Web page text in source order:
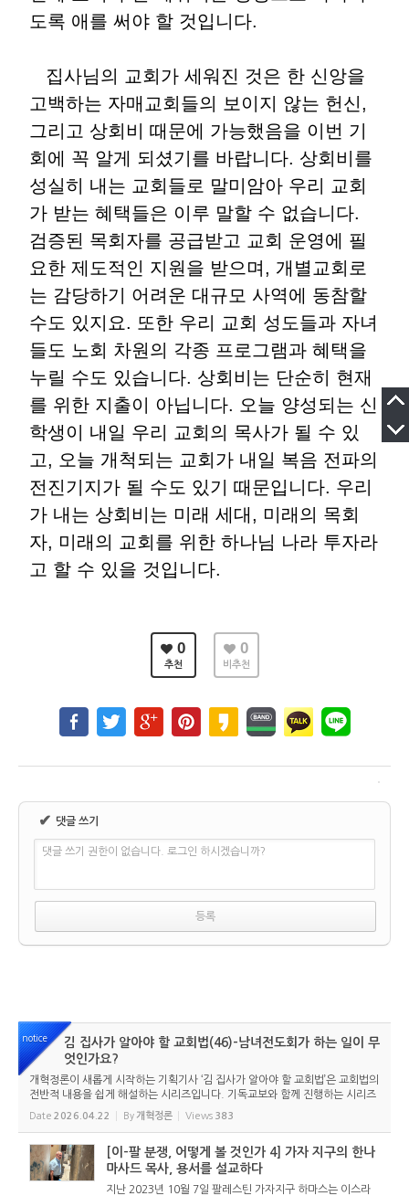
도록 애를 써야 할 것입니다.
집사님의 교회가 세워진 것은 한 신앙을
고백하는 자매교회들의 보이지 않는 헌신,
그리고 상회비 때문에 가능했음을 이번 기
회에 꼭 알게 되셨기를 바랍니다. 상회비를
성실히 내는 교회들로 말미암아 우리 교회
가 받는 혜택들은 이루 말할 수 없습니다.
검증된 목회자를 공급받고 교회 운영에 필
요한 제도적인 지원을 받으며, 개별교회로
는 감당하기 어려운 대규모 사역에 동참할
수도 있지요. 또한 우리 교회 성도들과 자녀
들도 노회 차원의 각종 프로그램과 혜택을
누릴 수도 있습니다. 상회비는 단순히 현재
를 위한 지출이 아닙니다. 오늘 양성되는 신
학생이 내일 우리 교회의 목사가 될 수 있
고, 오늘 개척되는 교회가 내일 복음 전파의
전진기지가 될 수도 있기 때문입니다. 우리
가 내는 상회비는 미래 세대, 미래의 목회
자, 미래의 교회를 위한 하나님 나라 투자라
고 할 수 있을 것입니다.
0
추천
0
비추천
✔ 댓글 쓰기
댓글 쓰기 권한이 없습니다. 로그인 하시겠습니까?
notice
김 집사가 알아야 할 교회법(46)-남녀전도회가 하는 일이 무
엇인가요?
개혁정론이 새롭게 시작하는 기획기사 ‘김 집사가 알아야 할 교회법’은 교회법의
전반적 내용을 쉽게 해설하는 시리즈입니다. 기독교보와 함께 진행하는 시리즈
로서 여기에 싣는 것은 기독교보의 허락을 받았습니다. 글 내용은 기독교보에
Date 2026.04.22 By 개혁정론 Views 383
[이-팔 분쟁, 어떻게 볼 것인가 4] 가자 지구의 한나
마사드 목사, 용서를 설교하다
지난 2023년 10월 7일 팔레스틴 가자지구 하마스는 이스라